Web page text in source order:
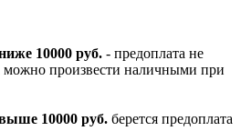
10000 руб. - предоплата не
можно произвести наличными при
10000 руб. берется предоплата